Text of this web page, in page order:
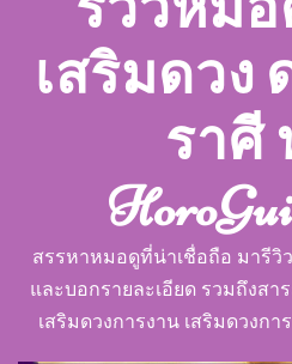
เสริมดวง
ราศี
สรรหาหมอดูที่น่าเชื่อถือ มารี
และบอกรายละเอียด รวมถึงสา
เสริมดวงการงาน เสริมดวงกา